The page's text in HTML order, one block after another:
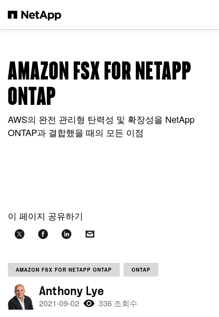
AMAZON FSX FOR NETAPP
ONTAP
AWS의 완전 관리형 탄력성 및 확장성을 NetApp
ONTAP과 결합했을 때의 모든 이점
이 페이지 공유하기
AMAZON FSX FOR NETAPP ONTAP ONTAP
Anthony Lye
2021-09-02 336 조회수